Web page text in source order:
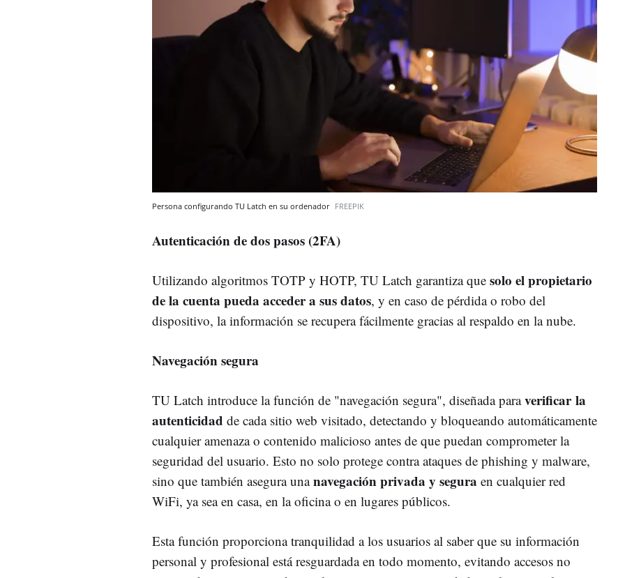
Persona configurando TU Latch en su ordenador FREEPIK
Autenticación de dos pasos (2FA)
Utilizando algoritmos TOTP y HOTP, TU Latch garantiza que solo el propietario
de la cuenta pueda acceder a sus datos, y en caso de pérdida o robo del
dispositivo, la información se recupera fácilmente gracias al respaldo en la nube.
Navegación segura
TU Latch introduce la función de "navegación segura", diseñada paraverificar la
autenticidad de cada sitio web visitado, detectando y bloqueando automáticamente
cualquier amenaza o contenido malicioso antes de que puedan comprometer la
seguridad del usuario. Esto no solo protege contra ataques de phishing y malware,
sino que también asegura unanavegación privada y segura en cualquier red
WiFi, ya sea en casa, en la oficina o en lugares públicos.
Esta función proporciona tranquilidad a los usuarios al saber que su información
personal y profesional está resguardada en todo momento, evitando accesos no